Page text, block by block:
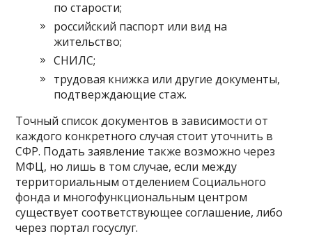
по старости;
российский паспорт или вид на
жительство;
СНИЛС;
трудовая книжка или другие документы,
подтверждающие стаж.
Точный список документов в зависимости от
каждого конкретного случая стоит уточнить в
СФР. Подать заявление также возможно через
МФЦ, но лишь в том случае, если между
территориальным отделением Социального
фонда и многофункциональным центром
существует соответствующее соглашение, либо
через портал госуслуг.